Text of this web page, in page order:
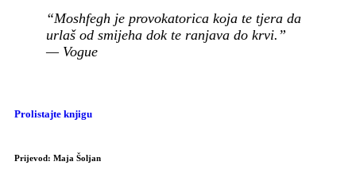
“Moshfegh je provokatorica koja te tjera da
urlaš od smijeha dok te ranjava do krvi.”
— Vogue
Prolistajte knjigu
Prijevod: Maja Šoljan